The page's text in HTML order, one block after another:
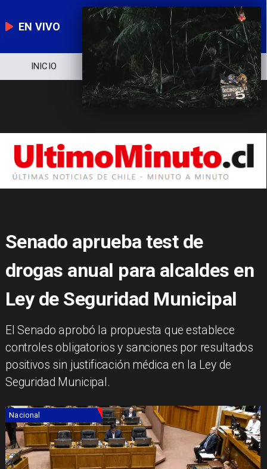
EN VIVO
NOTICIERO POLÍTICA ECONOMÍA
Senado aprueba test de
drogas anual para alcaldes en
Ley de Seguridad Municipal
El Senado aprobó la propuesta que establece
controles obligatorios y sanciones por resultados
positivos sin justificación médica en la Ley de
Seguridad Municipal.
Nacional